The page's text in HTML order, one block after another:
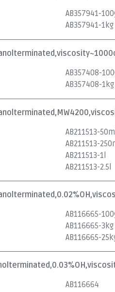
AB357941-
AB357941-1kg
AB357408-
AB357408-1kg
AB211513-
AB211513-
AB211513-1l
AB211513-2.5l
AB116665-
AB116665-3kg
AB116665-
AB116664